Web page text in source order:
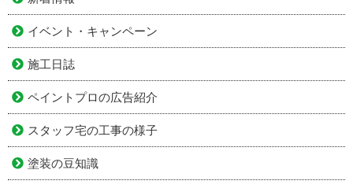
イベント・キャンペーン
施工日誌
ペイントプロの広告紹介
スタッフ宅の工事の様子
塗装の豆知識